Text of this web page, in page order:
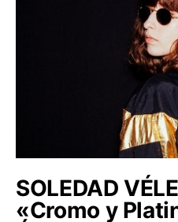
SOLEDAD
«Cromo y